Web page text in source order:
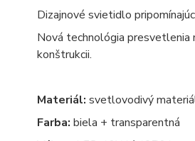
Dizajnové svietidlo
Nová technológia presvetlenia
konštrukcii.
Materiál: svetlovodivý
Farba: biela + transparentná